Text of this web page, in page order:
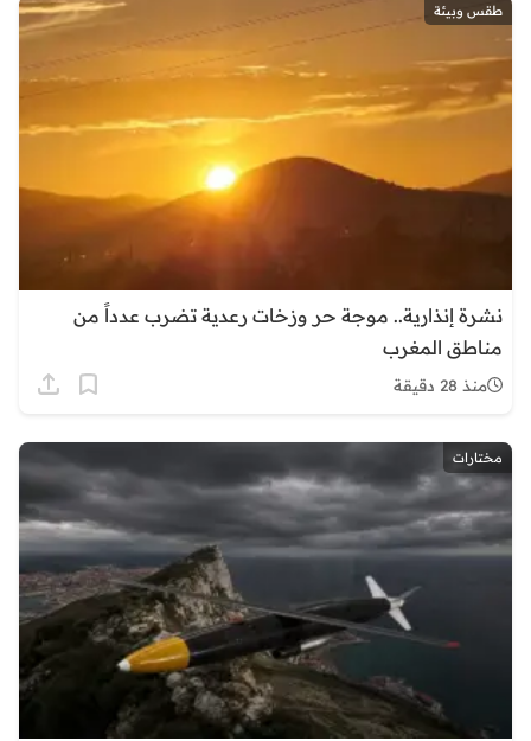
طقس وبيئة
نشرة إنذارية.. موجة حر وزخات رعدية تضرب عدداً من
مناطق المغرب
منذ 28 دقيقة
مختارات